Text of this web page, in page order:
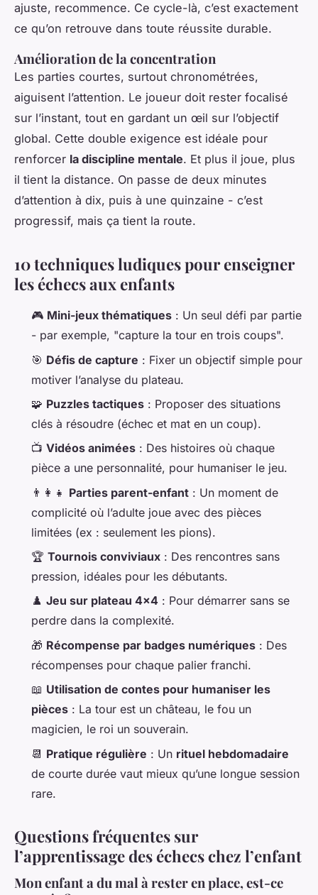
ajuste, recommence. Ce cycle-là, c’est exactement
ce qu’on retrouve dans toute réussite durable.
Amélioration de la concentration
Les parties courtes, surtout chronométrées,
aiguisent l’attention. Le joueur doit rester focalisé
sur l’instant, tout en gardant un œil sur l’objectif
global. Cette double exigence est idéale pour
renforcer la discipline mentale. Et plus il joue, plus
il tient la distance. On passe de deux minutes
d’attention à dix, puis à une quinzaine - c’est
progressif, mais ça tient la route.
10 techniques ludiques pour enseigner
les échecs aux enfants
🎮 Mini-jeux thématiques : Un seul défi par partie
- par exemple, "capture la tour en trois coups".
🎯 Défis de capture : Fixer un objectif simple pour
motiver l’analyse du plateau.
🧩 Puzzles tactiques : Proposer des situations
clés à résoudre (échec et mat en un coup).
📺 Vidéos animées : Des histoires où chaque
pièce a une personnalité, pour humaniser le jeu.
👨‍👩‍👧 Parties parent-enfant : Un moment de
complicité où l’adulte joue avec des pièces
limitées (ex : seulement les pions).
🏆 Tournois conviviaux : Des rencontres sans
pression, idéales pour les débutants.
♟️ Jeu sur plateau 4x4 : Pour démarrer sans se
perdre dans la complexité.
🎁 Récompense par badges numériques : Des
récompenses pour chaque palier franchi.
📖 Utilisation de contes pour humaniser les
pièces : La tour est un château, le fou un
magicien, le roi un souverain.
📆 Pratique régulière : Un rituel hebdomadaire
de courte durée vaut mieux qu’une longue session
rare.
Questions fréquentes sur
l’apprentissage des échecs chez l’enfant
Mon enfant a du mal à rester en place, est-ce